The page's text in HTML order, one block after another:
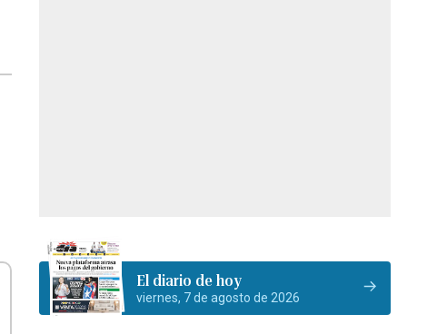
El diario de hoy
viernes, 7 de agosto de 2026